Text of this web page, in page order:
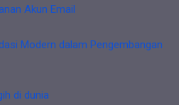
Akun Email
Modern dalam Pengembangan
di dunia